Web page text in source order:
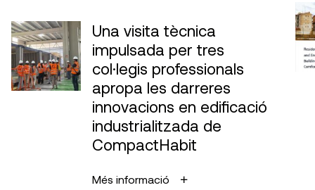
Una visita tècnica
impulsada per tres
col·legis professionals
apropa les darreres
innovacions en edificació
industrialitzada de
CompactHabit
Més informació